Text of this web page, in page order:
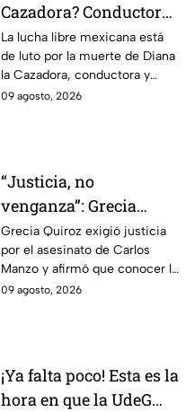
Cazadora? Conductora
y luchadora que
falleció a los 48 años en
Monterrey
La lucha libre mexicana está
de luto por la muerte de Diana
la Cazadora, conductora y
luchadora de 48 años que
09 agosto, 2026
“Justicia, no
venganza”: Grecia
Quiroz exige esclarecer
el asesinato de Carlos
Manzo
Grecia Quiroz exigió justicia
por el asesinato de Carlos
Manzo y afirmó que conocer la
verdad es indispensable para
09 agosto, 2026
¡Ya falta poco! Esta es la
hora en que la UdeG